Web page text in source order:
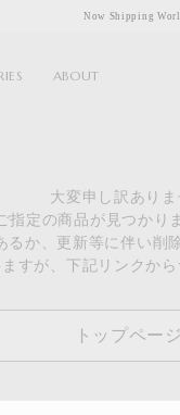
Now Shipping
ABOUT
大変申し訳ありま
指定の商品が見つかり
るか、更新等に伴い削
すが、下記リンクか
トップペー